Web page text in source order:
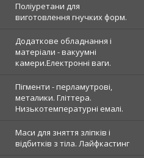
Поліуретани для
виготовлення гнучких форм.
Додаткове обладнання і
матеріали - вакуумні
камери.Електронні ваги.
Пігменти - перламутрові,
металики. Гліттера.
Низькотемпературні емалі.
Маси для зняття зліпків і
відбитків з тіла. Лайфкастинг